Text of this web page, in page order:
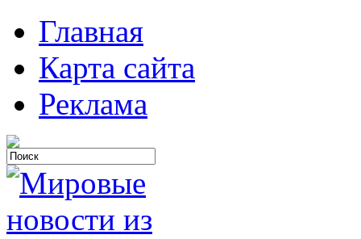
Главная
Карта сайта
Реклама